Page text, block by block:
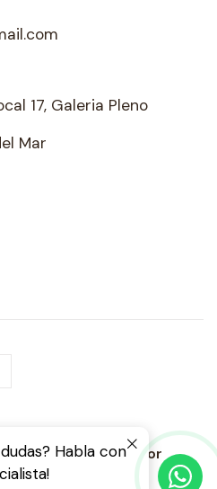
17, Galeria Pleno
Mar
Desarrollado por
Habla con